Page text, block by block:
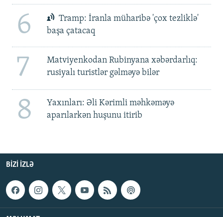
6
Tramp: İranla müharibə 'çox tezliklə'
başa çatacaq
7
Matviyenkodan Rubinyana xəbərdarlıq:
rusiyalı turistlər gəlməyə bilər
8
Yaxınları: Əli Kərimli məhkəməyə
aparılarkən huşunu itirib
BIZI IZLƏ